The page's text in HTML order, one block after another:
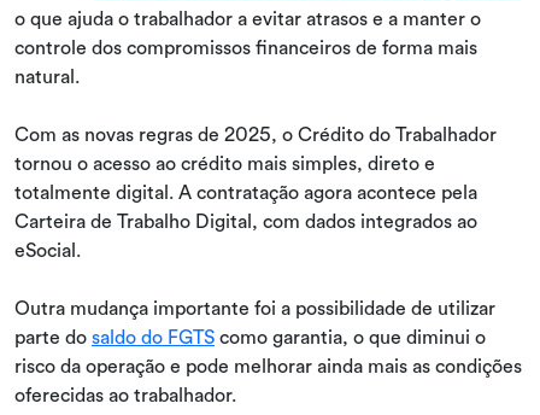
o que ajuda o trabalhador a evitar atrasos e a manter o
controle dos compromissos financeiros de forma mais
natural.
Com as novas regras de 2025, o Crédito do Trabalhador
tornou o acesso ao crédito mais simples, direto e
totalmente digital. A contratação agora acontece pela
Carteira de Trabalho Digital, com dados integrados ao
eSocial.
Outra mudança importante foi a possibilidade de utilizar
parte do saldo do FGTS como garantia, o que diminui o
risco da operação e pode melhorar ainda mais as condições
oferecidas ao trabalhador.